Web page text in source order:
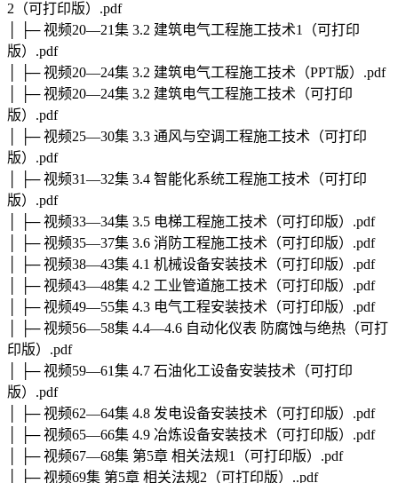
2（可打印版）.pdf
│ ├─ 视频20—21集 3.2 建筑电气工程施工技术1（可打印
版）.pdf
│ ├─ 视频20—24集 3.2 建筑电气工程施工技术（PPT版）.pdf
│ ├─ 视频20—24集 3.2 建筑电气工程施工技术（可打印
版）.pdf
│ ├─ 视频25—30集 3.3 通风与空调工程施工技术（可打印
版）.pdf
│ ├─ 视频31—32集 3.4 智能化系统工程施工技术（可打印
版）.pdf
│ ├─ 视频33—34集 3.5 电梯工程施工技术（可打印版）.pdf
│ ├─ 视频35—37集 3.6 消防工程施工技术（可打印版）.pdf
│ ├─ 视频38—43集 4.1 机械设备安装技术（可打印版）.pdf
│ ├─ 视频43—48集 4.2 工业管道施工技术（可打印版）.pdf
│ ├─ 视频49—55集 4.3 电气工程安装技术（可打印版）.pdf
│ ├─ 视频56—58集 4.4—4.6 自动化仪表 防腐蚀与绝热（可打
印版）.pdf
│ ├─ 视频59—61集 4.7 石油化工设备安装技术（可打印
版）.pdf
│ ├─ 视频62—64集 4.8 发电设备安装技术（可打印版）.pdf
│ ├─ 视频65—66集 4.9 冶炼设备安装技术（可打印版）.pdf
│ ├─ 视频67—68集 第5章 相关法规1（可打印版）.pdf
│ ├─ 视频69集 第5章 相关法规2（可打印版）..pdf